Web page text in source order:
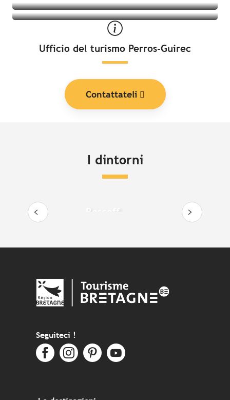
Ufficio del turismo Perros-Guirec
Contattateli
I dintorni
Roscoff
Seguiteci !